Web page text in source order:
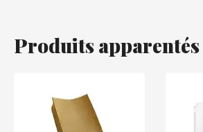
Produits apparentés